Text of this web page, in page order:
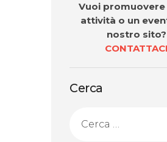
Vuoi promuovere
attività o un
nostro sito?
CONTATTACI
Cerca